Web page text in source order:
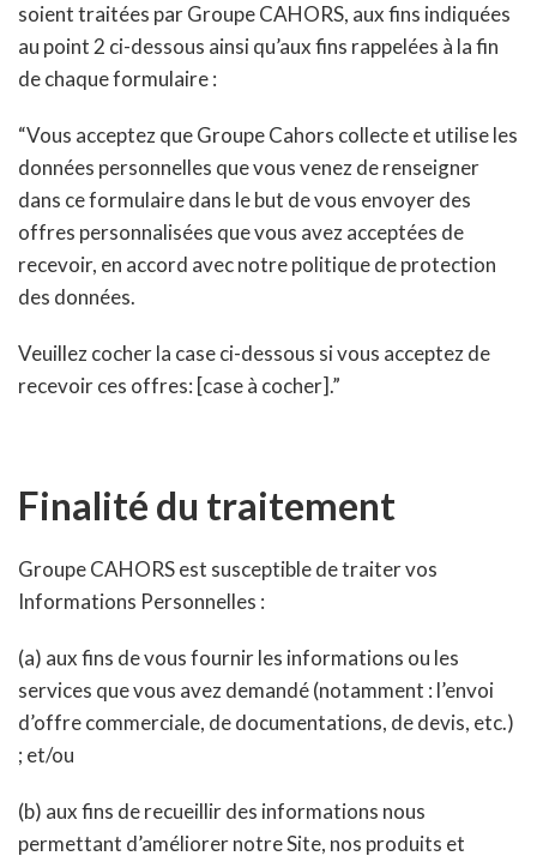
soient traitées par Groupe CAHORS, aux fins indiquées
au point 2 ci-dessous ainsi qu’aux fins rappelées à la fin
de chaque formulaire :
“Vous acceptez que Groupe Cahors collecte et utilise les
données personnelles que vous venez de renseigner
dans ce formulaire dans le but de vous envoyer des
offres personnalisées que vous avez acceptées de
recevoir, en accord avec notre politique de protection
des données.
Veuillez cocher la case ci-dessous si vous acceptez de
recevoir ces offres: [case à cocher].”
Finalité du traitement
Groupe CAHORS est susceptible de traiter vos
Informations Personnelles :
(a) aux fins de vous fournir les informations ou les
services que vous avez demandé (notamment : l’envoi
d’offre commerciale, de documentations, de devis, etc.)
; et/ou
(b) aux fins de recueillir des informations nous
permettant d’améliorer notre Site, nos produits et